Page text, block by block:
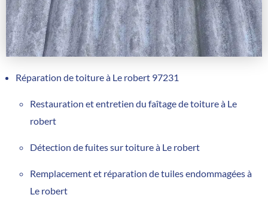
Réparation de toiture à Le robert 97231
Restauration et entretien du faîtage de toiture à Le
robert
Détection de fuites sur toiture à Le robert
Remplacement et réparation de tuiles endommagées à
Le robert